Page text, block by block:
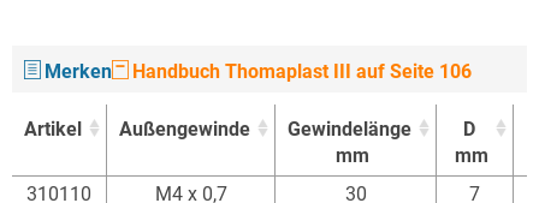
Merken Handbuch Thomaplast III auf Seite 106
Artikel Außengewinde
Gewindelänge
mm
D
mm
Artikel
Außengewinde
Gewindelänge
D
310110 M4 x 0,7 30
7